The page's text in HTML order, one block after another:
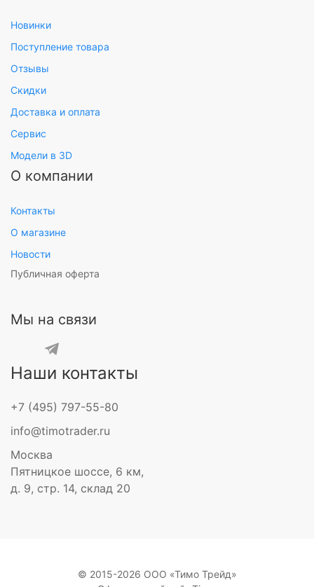
Новинки
Поступление товара
Отзывы
Скидки
Доставка и оплата
Сервис
Модели в 3D
О компании
Контакты
О магазине
Новости
Публичная оферта
Мы на связи
Наши контакты
+7 (495) 797-55-80
info@timotrader.ru
Москва
Пятницкое шоссе, 6 км,
д. 9, стр. 14, склад 20
© 2015-2026 ООО «Тимо Трейд»